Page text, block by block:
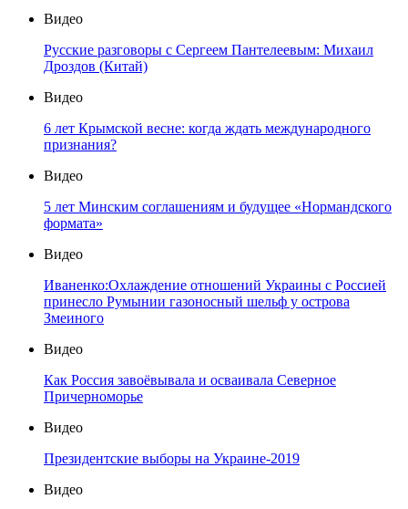
Видео
Русские разговоры с Сергеем Пантелеевым: Михаил
Дроздов (Китай)
Видео
6 лет Крымской весне: когда ждать международного
признания?
Видео
5 лет Минским соглашениям и будущее «Нормандского
формата»
Видео
Иваненко:Охлаждение отношений Украины с Россией
принесло Румынии газоносный шельф у острова
Змеиного
Видео
Как Россия завоёвывала и осваивала Северное
Причерноморье
Видео
Президентские выборы на Украине-2019
Видео